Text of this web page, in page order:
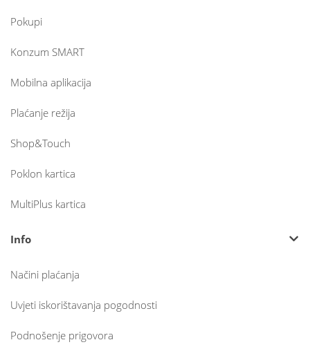
Pokupi
Konzum SMART
Mobilna aplikacija
Plaćanje režija
Shop&Touch
Poklon kartica
MultiPlus kartica
Info
Načini plaćanja
Uvjeti iskorištavanja pogodnosti
Podnošenje prigovora